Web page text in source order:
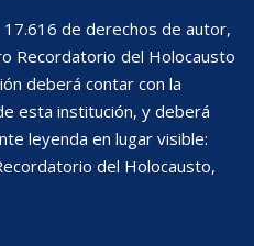
de derechos de autor,
Recordatorio del Holocausto
deberá contar con la
esta institución, y deberá
leyenda en lugar visible:
del Holocausto,